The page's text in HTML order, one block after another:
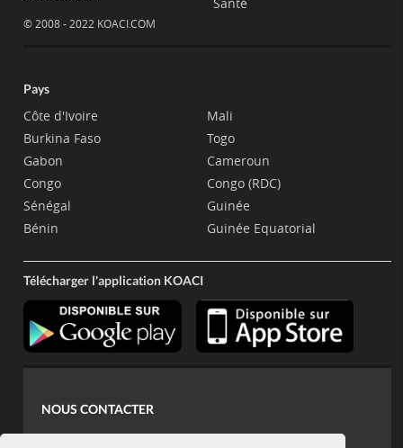
© 2008 - 2022 KOACI.COM
Pays
Côte d'Ivoire
Burkina Faso
Gabon
Congo
Sénégal
Bénin
Mali
Togo
Cameroun
Congo (RDC)
Guinée
Guinée Equatorial
Télécharger l'application KOACI
NOUS CONTACTER